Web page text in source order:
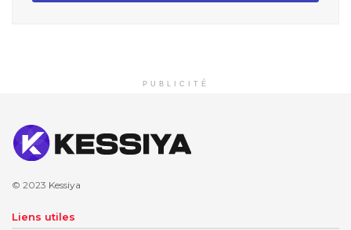
PUBLICITÉ
© 2023 Kessiya
Liens utiles